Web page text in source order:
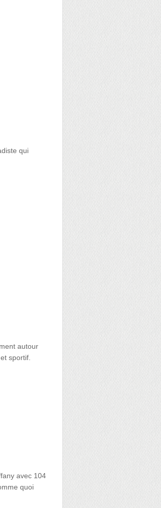
qui
autour
sportif.
avec 104
quoi